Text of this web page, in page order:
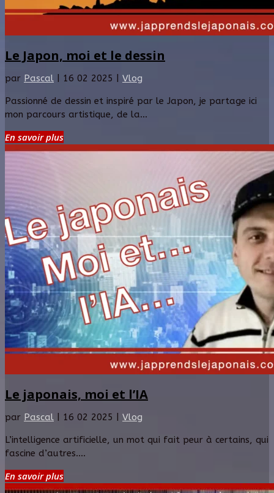
Le Japon, moi et le dessin
par Pascal 16 02 2025 Vlog
Passionné de dessin et inspiré par le Japon, je partage ici
mon parcours artistique, de la...
En savoir plus
Le japonais, moi et l’IA
par Pascal 16 02 2025 Vlog
L’intelligence artificielle, un mot qui fait peur à certains, qui
fascine d’autres....
En savoir plus